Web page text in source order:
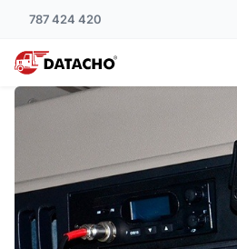
787 424 420